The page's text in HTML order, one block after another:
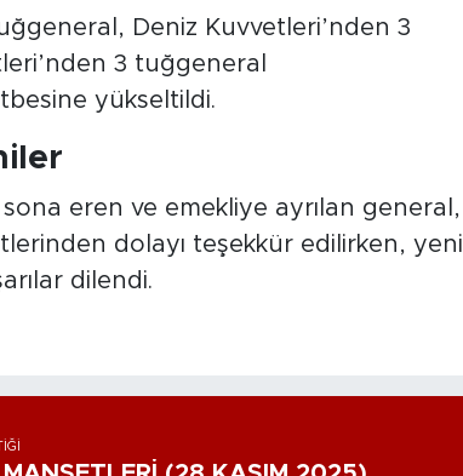
Deniz Kuvvetleri’nden 3
3 tuğgeneral
yükseltildi.
eren ve emekliye ayrılan general,
dolayı teşekkür edilirken, yeni
dilendi.